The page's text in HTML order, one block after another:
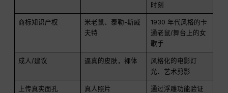
时刻
商标知识产权
米老鼠、泰勒-斯威
夫特
1930 年代风格的卡
通老鼠/舞台上的女
歌手
成人/建议 逼真的皮肤，裸体
风格化的电影灯
光、艺术剪影
上传真实面孔 真人照片
通过浮雕功能验证